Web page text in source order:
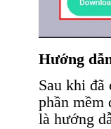
Hướng
Sau khi đã
phần mềm
là hướng